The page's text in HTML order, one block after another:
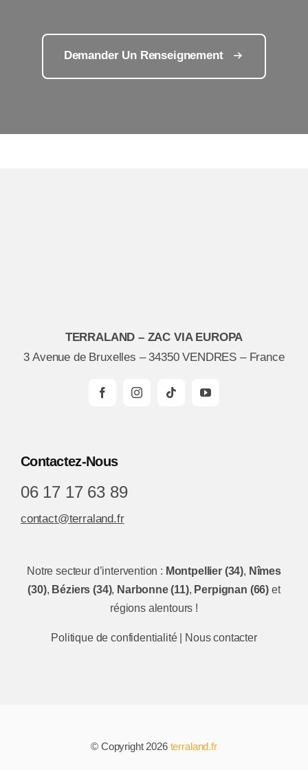
Demander Un Renseignement
TERRALAND – ZAC VIA EUROPA
3 Avenue de Bruxelles – 34350 VENDRES – France
Contactez-Nous
06 17 17 63 89
contact@terraland.fr
Notre secteur d’intervention : Montpellier (34), Nîmes
(30), Béziers (34), Narbonne (11), Perpignan (66) et
régions alentours !
Politique de confidentialité| Nous contacter
© Copyright 2026 terraland.fr